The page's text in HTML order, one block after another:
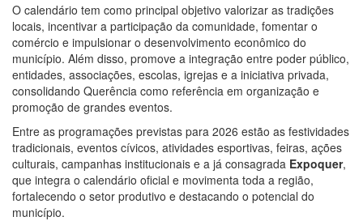
O calendário tem como principal objetivo valorizar as tradições
locais, incentivar a participação da comunidade, fomentar o
comércio e impulsionar o desenvolvimento econômico do
município. Além disso, promove a integração entre poder público,
entidades, associações, escolas, igrejas e a iniciativa privada,
consolidando Querência como referência em organização e
promoção de grandes eventos.
Entre as programações previstas para 2026 estão as festividades
tradicionais, eventos cívicos, atividades esportivas, feiras, ações
culturais, campanhas institucionais e a já consagrada Expoquer,
que integra o calendário oficial e movimenta toda a região,
fortalecendo o setor produtivo e destacando o potencial do
município.